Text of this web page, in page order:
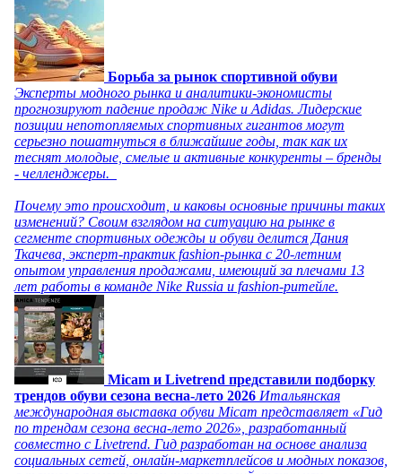
Борьба за рынок спортивной обуви
Эксперты модного рынка и аналитики-экономисты
прогнозируют падение продаж Nike и Adidas. Лидерские
позиции непотопляемых спортивных гигантов могут
серьезно пошатнуться в ближайшие годы, так как их
теснят молодые, смелые и активные конкуренты – бренды
- челленджеры.
Почему это происходит, и каковы основные причины таких
изменений? Своим взглядом на ситуацию на рынке в
сегменте спортивных одежды и обуви делится Дания
Ткачева, эксперт-практик fashion-рынка с 20-летним
опытом управления продажами, имеющий за плечами 13
лет работы в команде Nike Russia и fashion-ритейле.
Micam и Livetrend представили подборку
трендов обуви сезона весна-лето 2026 Итальянская
международная выставка обуви Micam представляет «Гид
по трендам сезона весна-лето 2026», разработанный
совместно с Livetrend. Гид разработан на основе анализа
социальных сетей, онлайн-маркетплейсов и модных показов,